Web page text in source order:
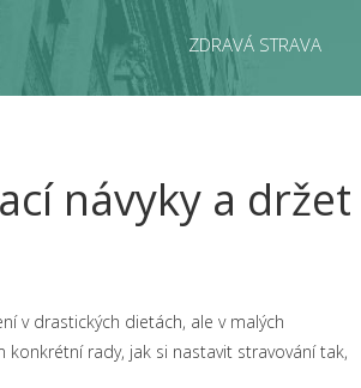
ZDRAVÁ STRAVA
návyky a držet
v drastických dietách, ale v malých
rady, jak si nastavit stravování tak,